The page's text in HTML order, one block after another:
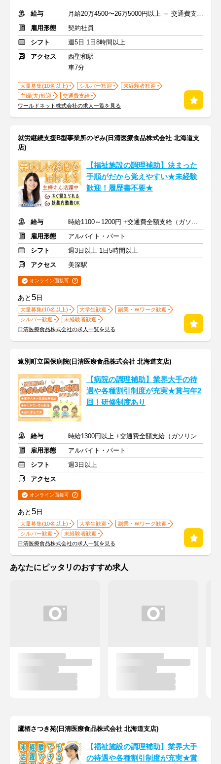
給与
月給20万4500〜26万5000円以上 ＋ 交通費支給 ＋ 賞与(年2回)
雇用形態
契約社員
シフト
週5日 1日8時間以上
アクセス
西聖和駅
車7分
大量募集(10名以上) シルバー歓迎
未経験者歓迎
主婦(夫)歓迎
交通費支給
ワールドネット株式会社の求人一覧を見る
就労継続支援B型事業所のぞみ(日清医療食品株式会社 北海道支
店)
【福祉施設の調理補助】決まった
手順がだから覚えやすい★未経験
歓迎！履歴書不要★
給与
時給1100～1200円 +交通費全額支給（ガソリン代も支給）
雇用形態
アルバイト・パート
シフト
週3日以上 1日5時間以上
アクセス
美深駅
オンライン面接可
あと 5日
大量募集(10名以上) 大学生歓迎
副業・Ｗワーク歓迎
シルバー歓迎
未経験者歓迎
日清医療食品株式会社の求人一覧を見る
遠別町立国保病院(日清医療食品株式会社 北海道支店)
【病院の調理補助】業界大手の待
遇や各種割引制度が充実★賞与年2
回！研修制度あり
給与
時給1300円以上 +交通費全額支給（ガソリン代も支給）
雇用形態
アルバイト・パート
シフト
週3日以上
アクセス
オンライン面接可
あと 5日
大量募集(10名以上) 大学生歓迎
副業・Ｗワーク歓迎
シルバー歓迎
未経験者歓迎
日清医療食品株式会社の求人一覧を見る
あなたにピッタリのおすすめ求人
鷹栖さつき苑(日清医療食品株式会社 北海道支店)
【福祉施設の調理補助】業界大手
の待遇や各種割引制度が充実★賞